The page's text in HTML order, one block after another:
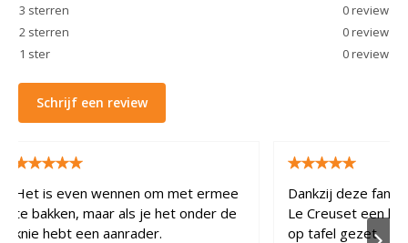
3 sterren 0review
2 sterren 0review
1 ster 0review
Schrijf een review
Het is even wennen om met ermee
te bakken, maar als je het onder de
knie hebt een aanrader.
Dankzij deze
Le Creuset een
op tafel gezet.